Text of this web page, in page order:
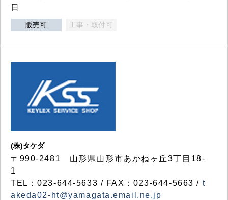
日
販売可 工事・取付可
(株)タケダ
〒990-2481 山形県山形市あかねヶ丘3丁目18-
1
TEL：023-644-5633 / FAX：023-644-5663 / t
akeda02-ht@yamagata.email.ne.jp